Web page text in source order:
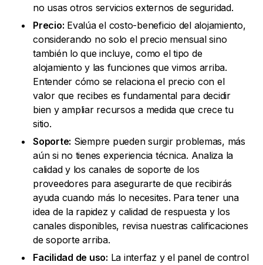
no usas otros servicios externos de seguridad.
Precio: Evalúa el costo-beneficio del alojamiento,
considerando no solo el precio mensual sino
también lo que incluye, como el tipo de
alojamiento y las funciones que vimos arriba.
Entender cómo se relaciona el precio con el
valor que recibes es fundamental para decidir
bien y ampliar recursos a medida que crece tu
sitio.
Soporte: Siempre pueden surgir problemas, más
aún si no tienes experiencia técnica. Analiza la
calidad y los canales de soporte de los
proveedores para asegurarte de que recibirás
ayuda cuando más lo necesites. Para tener una
idea de la rapidez y calidad de respuesta y los
canales disponibles, revisa nuestras calificaciones
de soporte arriba.
Facilidad de uso: La interfaz y el panel de control